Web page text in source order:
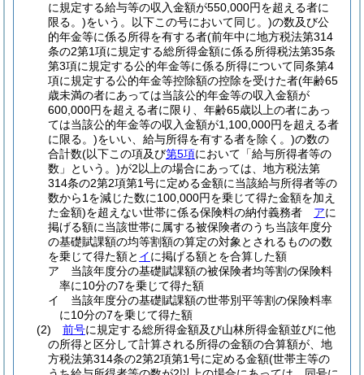
に規定する給与等の収入金額が550,000円を超える者に
限る。)をいう。以下この号において同じ。)の数及び公
的年金等に係る所得を有する者(前年中に地方税法第314
条の2第1項に規定する総所得金額に係る所得税法第35条
第3項に規定する公的年金等に係る所得について同条第4
項に規定する公的年金等控除額の控除を受けた者(年齢65
歳未満の者にあっては当該公的年金等の収入金額が
600,000円を超える者に限り、年齢65歳以上の者にあっ
ては当該公的年金等の収入金額が1,100,000円を超える者
に限る。)をいい、給与所得を有する者を除く。)の数の
合計数(以下この項及び第5項において「給与所得者等の
数」という。)が2以上の場合にあっては、地方税法第
314条の2第2項第1号に定める金額に当該給与所得者等の
数から1を減じた数に100,000円を乗じて得た金額を加え
た金額)を超えない世帯に係る保険料の納付義務者 アに
掲げる額に当該世帯に属する被保険者のうち当該年度分
の基礎賦課額の均等割額の算定の対象とされるものの数
を乗じて得た額と イに掲げる額とを合算した額
ア
当該年度分の基礎賦課額の被保険者均等割の保険料
率に10分の7を乗じて得た額
イ
当該年度分の基礎賦課額の世帯別平等割の保険料率
に10分の7を乗じて得た額
(2)
前号に規定する総所得金額及び山林所得金額並びに他
の所得と区分して計算される所得の金額の合算額が、地
方税法第314条の2第2項第1号に定める金額(世帯主等の